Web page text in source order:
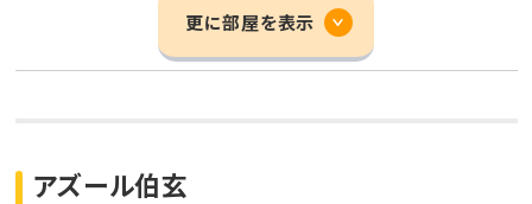
更に部屋を表示
アズール伯玄